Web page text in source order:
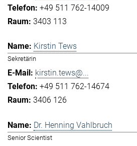
+49 511 762-14009
3403 113
Kirstin Tews
Sekretärin
kirstin.tews@...
+49 511 762-14674
3406 126
Dr. Henning Vahlbruch
Senior Scientist